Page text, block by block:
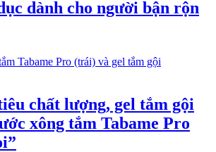
dành cho người bận rộn
chất lượng, gel tắm gội
xông tắm Tabame Pro